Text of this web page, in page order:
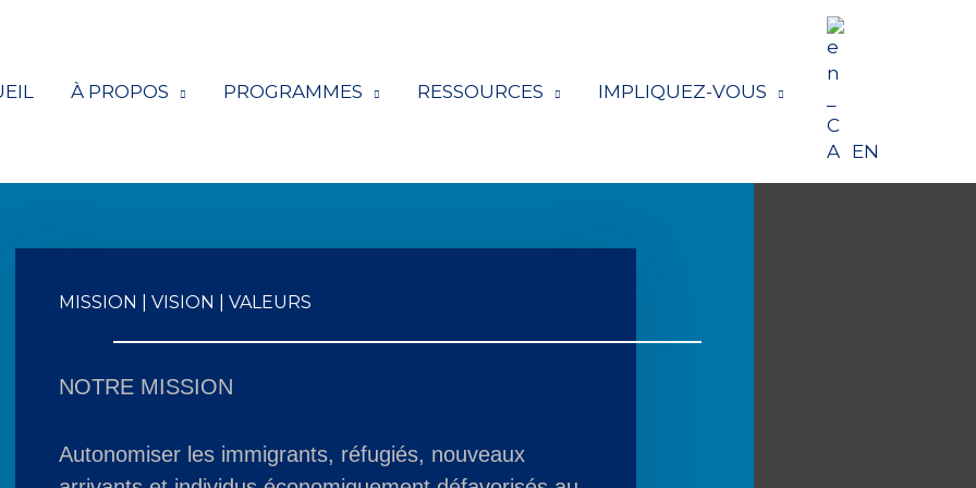
À PROPOS PROGRAMMES RESSOURCES IMPLIQUEZ-VOUS
EN
MISSION | VISION | VALEURS
NOTRE MISSION
Autonomiser les immigrants, réfugiés, nouveaux